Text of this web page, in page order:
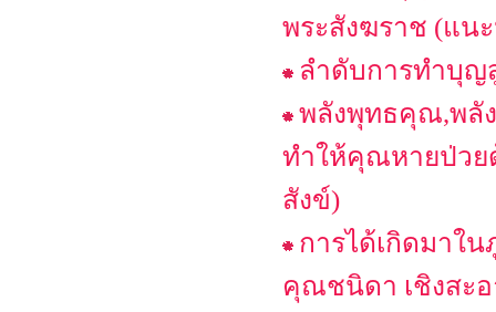
พระสังฆราช (แ
ลําดับการทําบุญ
พลังพุทธคุณ,พลั
ทำให้คุณหายป่วย
สังข์)
การได้เกิดมาใ
คุณชนิดา เชิงสะ